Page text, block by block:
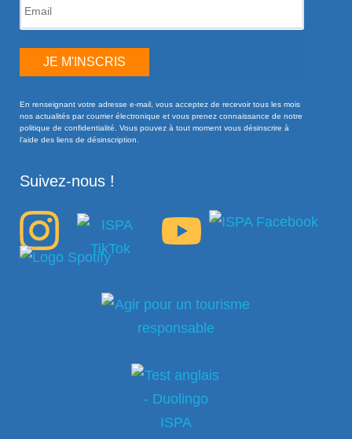
JE M'INSCRIS
En renseignant votre adresse e-mail, vous acceptez de recevoir tous les mois
nos actualités par courrier électronique et vous prenez connaissance de notre
politique de confidentialité. Vous pouvez à tout moment vous désinscrire à
l’aide des liens de désinscription.
Suivez-nous !